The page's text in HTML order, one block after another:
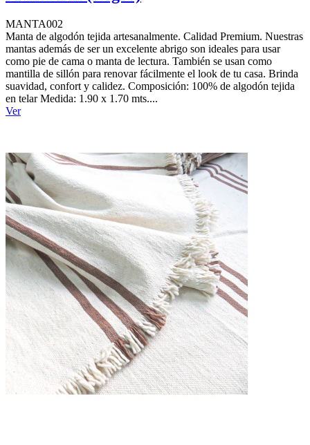
MANTA002
Manta de algodón tejida artesanalmente. Calidad Premium. Nuestras
mantas además de ser un excelente abrigo son ideales para usar
como pie de cama o manta de lectura. También se usan como
mantilla de sillón para renovar fácilmente el look de tu casa. Brinda
suavidad, confort y calidez. Composición: 100% de algodón tejida
en telar Medida: 1.90 x 1.70 mts....
Ver